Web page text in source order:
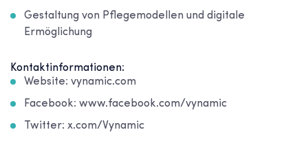
Gestaltung von Pflegemodellen und digitale
Ermöglichung
Kontaktinformationen:
Website: vynamic.com
Facebook: www.facebook.com/vynamic
Twitter: x.com/Vynamic